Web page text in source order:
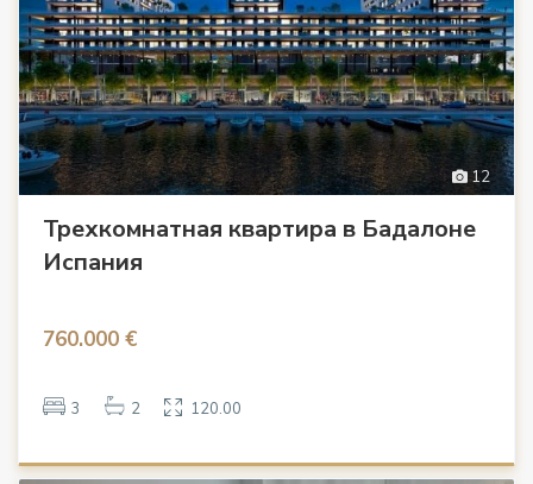
12
Трехкомнатная квартира в Бадалоне
Испания
760.000 €
3 2 120.00